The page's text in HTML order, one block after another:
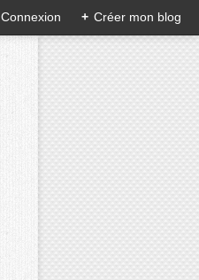
Connexion + Créer mon blog